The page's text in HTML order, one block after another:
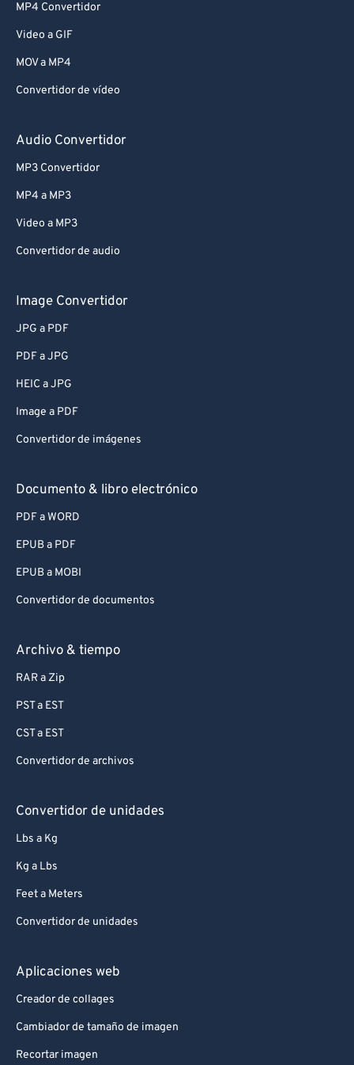
MP4 Convertidor
Video a GIF
MOV a MP4
Convertidor de vídeo
Audio Convertidor
MP3 Convertidor
MP4 a MP3
Video a MP3
Convertidor de audio
Image Convertidor
JPG a PDF
PDF a JPG
HEIC a JPG
Image a PDF
Convertidor de imágenes
Documento & libro electrónico
PDF a WORD
EPUB a PDF
EPUB a MOBI
Convertidor de documentos
Archivo & tiempo
RAR a Zip
PST a EST
CST a EST
Convertidor de archivos
Convertidor de unidades
Lbs a Kg
Kg a Lbs
Feet a Meters
Convertidor de unidades
Aplicaciones web
Creador de collages
Cambiador de tamaño de imagen
Recortar imagen